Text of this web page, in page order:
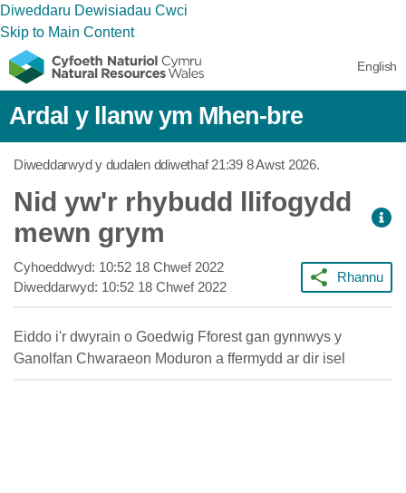
Diweddaru Dewisiadau Cwci
Skip to Main Content
English
Ardal y llanw ym Mhen-bre
Diweddarwyd y dudalen ddiwethaf21:39 8 Awst 2026.
Nid yw'r rhybudd llifogydd
mewn grym
Cyhoeddwyd: 10:52 18 Chwef 2022
Diweddarwyd: 10:52 18 Chwef 2022
Rhannu
Eiddo i'r dwyrain o Goedwig Fforest gan gynnwys y
Ganolfan Chwaraeon Moduron a ffermydd ar dir isel